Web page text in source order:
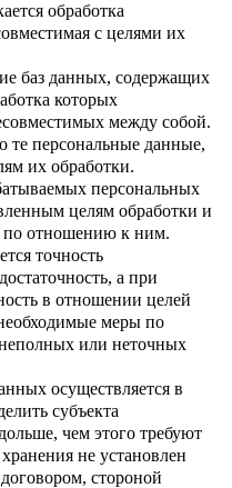
обработка
с целями их
баз данных, содержащих
которых
между собой.
те персональные данные,
их обработки.
персональных
целям обработки и
по отношению к ним.
точность
а при
в отношении целей
меры по
или неточных
осуществляется в
субъекта
чем этого требуют
не установлен
стороной